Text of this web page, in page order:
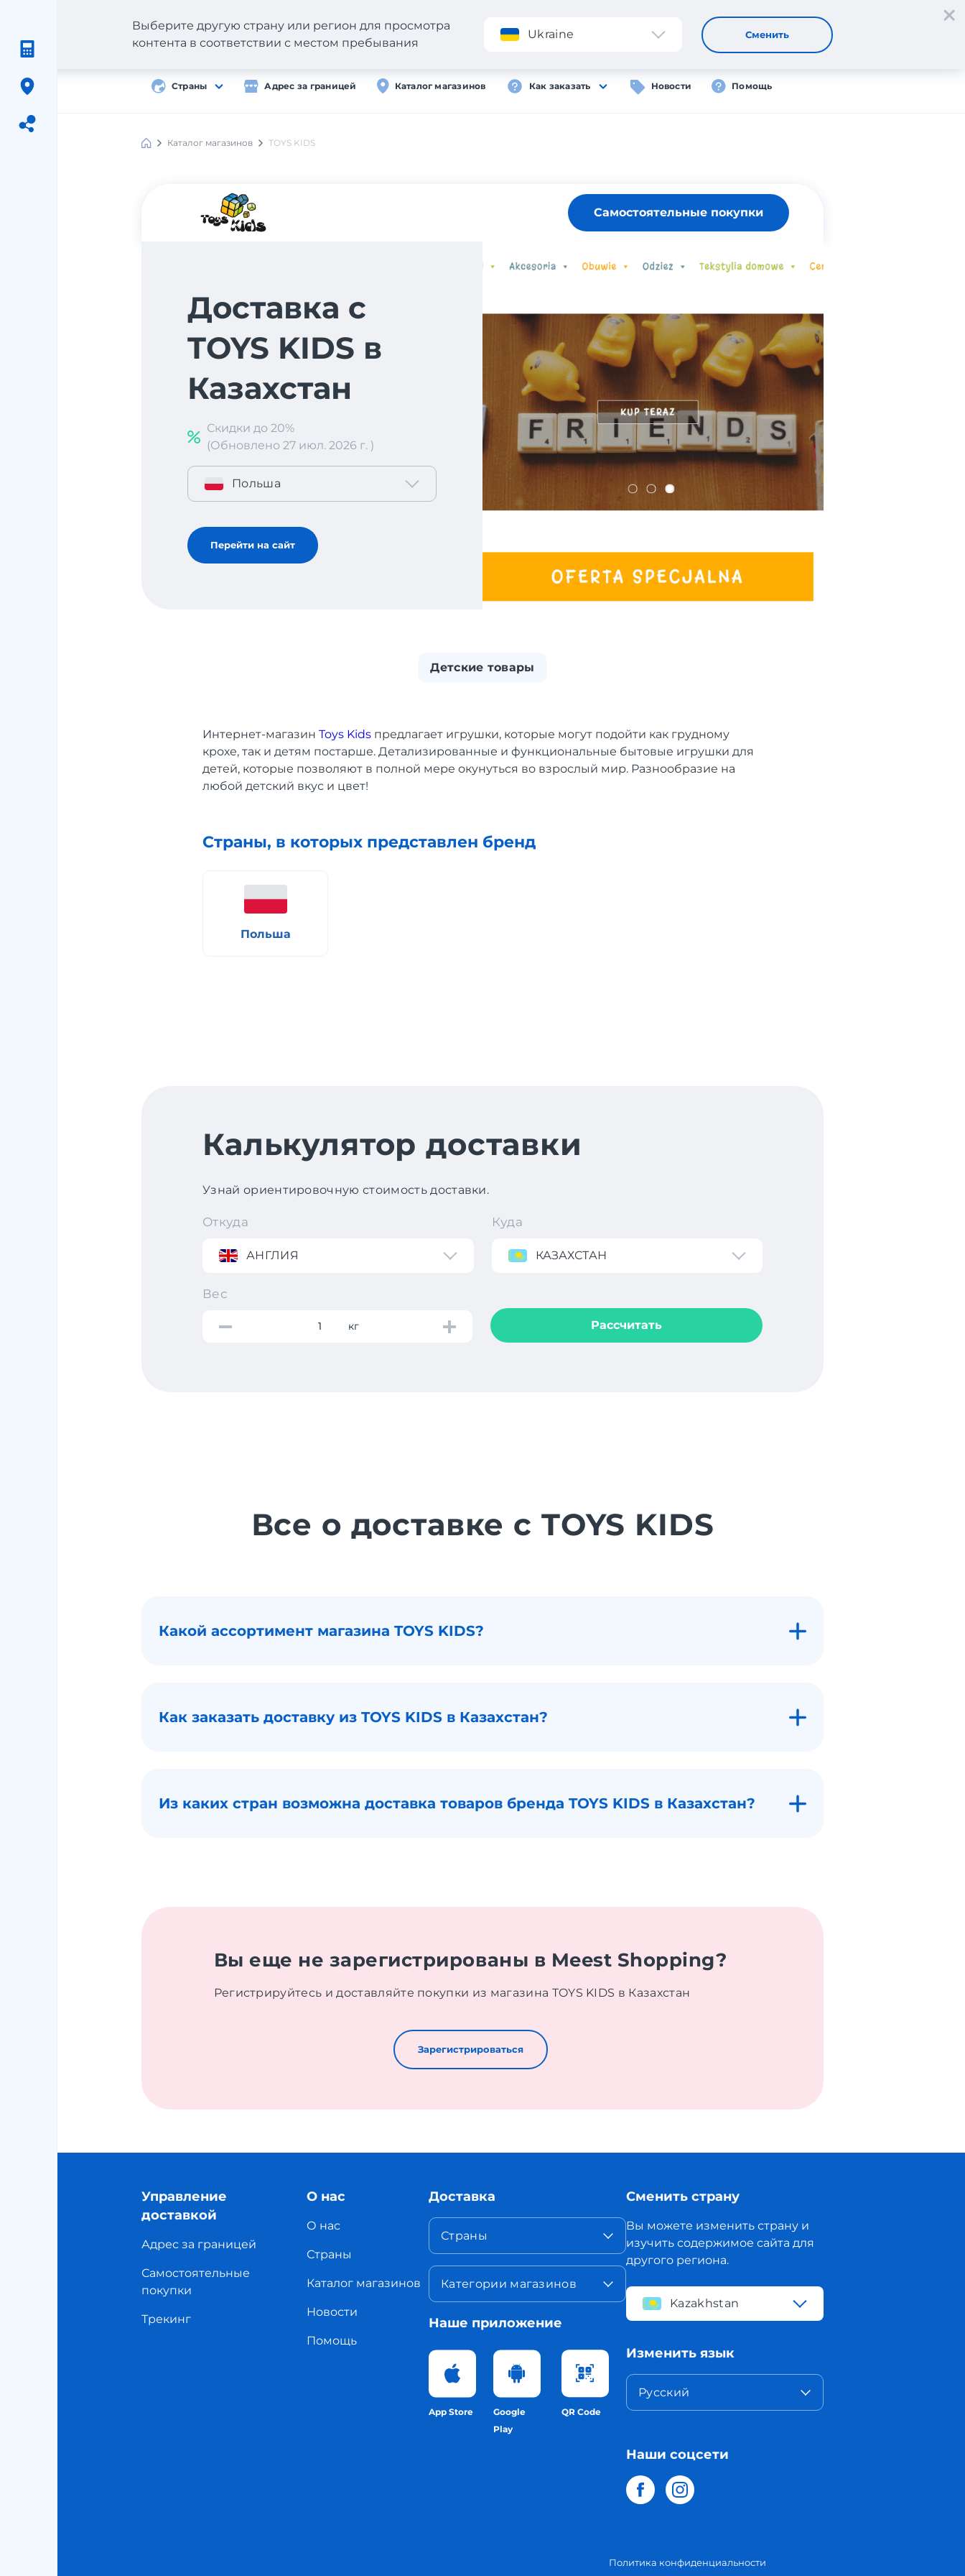
Регистрация
Страны Адрес за границей Каталог магазинов Как заказать Новости Помощь
Выберите другую страну или регион для просмотра
контента в соответствии с местом пребывания
Ukraine Сменить
Meest
Каталог магазинов TOYS KIDS
Самостоятельные покупки
Доставка с
TOYS KIDS в
Казахстан
Скидки до 20%
(Обновлено 27 июл. 2026 г. )
Польша
Перейти на сайт
Детские товары
Интернет-магазин Toys Kids предлагает игрушки, которые могут подойти как грудному
крохе, так и детям постарше. Детализированные и функциональные бытовые игрушки для
детей, которые позволяют в полной мере окунуться во взрослый мир. Разнообразие на
любой детский вкус и цвет!
Страны, в которых представлен бренд
Польша
Калькулятор доставки
Узнай ориентировочную стоимость доставки.
Откуда
АНГЛИЯ
Куда
КАЗАХСТАН
Вес
кг Рассчитать
Все о доставке с TOYS KIDS
Какой ассортимент магазина TOYS KIDS?
Как заказать доставку из TOYS KIDS в Казахстан?
Из каких стран возможна доставка товаров бренда TOYS KIDS в Казахстан?
Вы еще не зарегистрированы в Meest Shopping?
Регистрируйтесь и доставляйте покупки из магазина TOYS KIDS в Казахстан
Зарегистрироваться
Управление
доставкой
Адрес за границей
Самостоятельные
покупки
Трекинг
О нас
О нас
Страны
Каталог магазинов
Новости
Помощь
Доставка
Страны
Категории магазинов
Наше приложение
App Store
Google
Play
QR Code
Сменить страну
Вы можете изменить страну и
изучить содержимое сайта для
другого региона.
Kazakhstan
Изменить язык
Русский
Наши соцсети
Политика конфиденциальности